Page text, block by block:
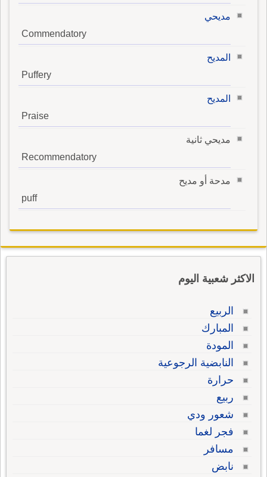
مديحي
Commendatory
المديح
Puffery
المديح
Praise
مديحي ثانية
Recommendatory
مدحة أو مديح
puff
الاكثر شعبية اليوم
الربيع
المبارك
المودة
النابضية الرجوعية
حرارة
ربيع
شعور ودي
فجر لغما
مسافر
نابض